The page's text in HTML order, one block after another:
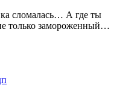
сломалась… А где ты
только замороженный…